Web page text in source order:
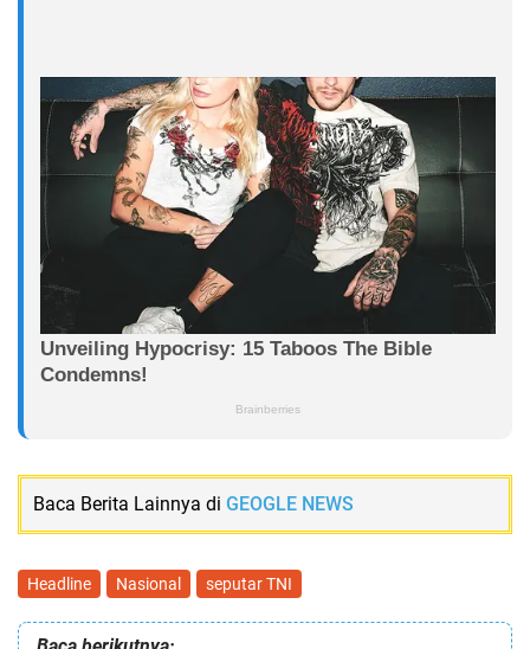
Baca Berita Lainnya di GEOGLE NEWS
Headline Nasional seputar TNI